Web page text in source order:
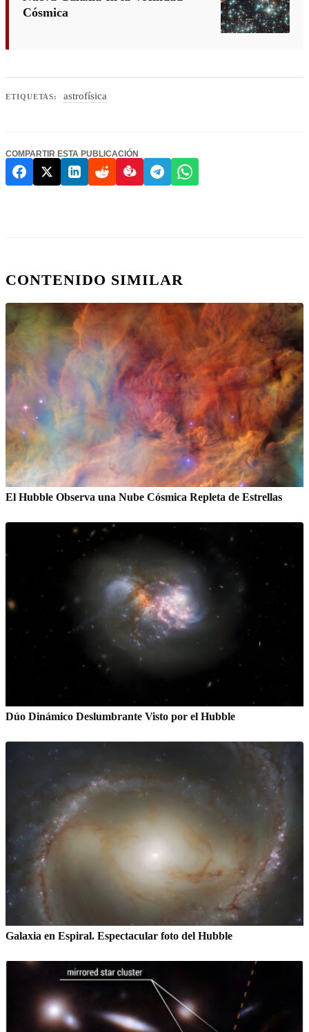
Cósmica
ETIQUETAS: astrofísica
COMPARTIR ESTA PUBLICACIÓN
CONTENIDO SIMILAR
El Hubble Observa una Nube Cósmica Repleta de Estrellas
Dúo Dinámico Deslumbrante Visto por el Hubble
Galaxia en Espiral. Espectacular foto del Hubble